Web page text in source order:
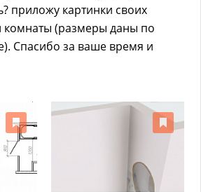
приложу картинки своих
комнаты (размеры даны по
Спасибо за ваше время и